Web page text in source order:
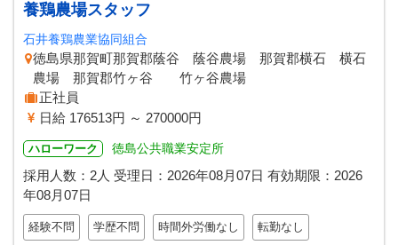
養鶏農場スタッフ
石井養鶏農業協同組合
徳島県那賀町那賀郡蔭谷 蔭谷農場 那賀郡横石 横石
農場 那賀郡竹ヶ谷 竹ヶ谷農場
正社員
日給 176513円 ～ 270000円
ハローワーク 徳島公共職業安定所
採用人数：2人 受理日： 2026年08月07日 有効期限： 2026
年08月07日
経験不問 学歴不問 時間外労働なし 転勤なし